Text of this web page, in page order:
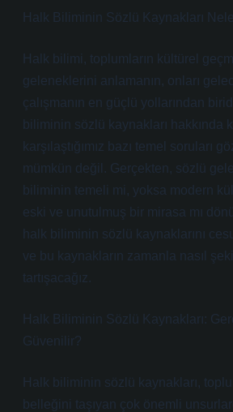
Halk Biliminin Sözlü Kaynakları
Halk bilimi, toplumların kültürel
geleneklerini anlamanın, onları
çalışmanın en güçlü yollarından
biliminin sözlü kaynakları hakkında
karşılaştığımız bazı temel soruları
mümkün değil. Gerçekten, sözlü
biliminin temeli mi, yoksa modern
eski ve unutulmuş bir mirasa mı
halk biliminin sözlü kaynaklarını
ve bu kaynakların zamanla nasıl
tartışacağız.
Halk Biliminin Sözlü Kaynakları:
Güvenilir?
Halk biliminin sözlü kaynakları,
belleğini taşıyan çok önemli